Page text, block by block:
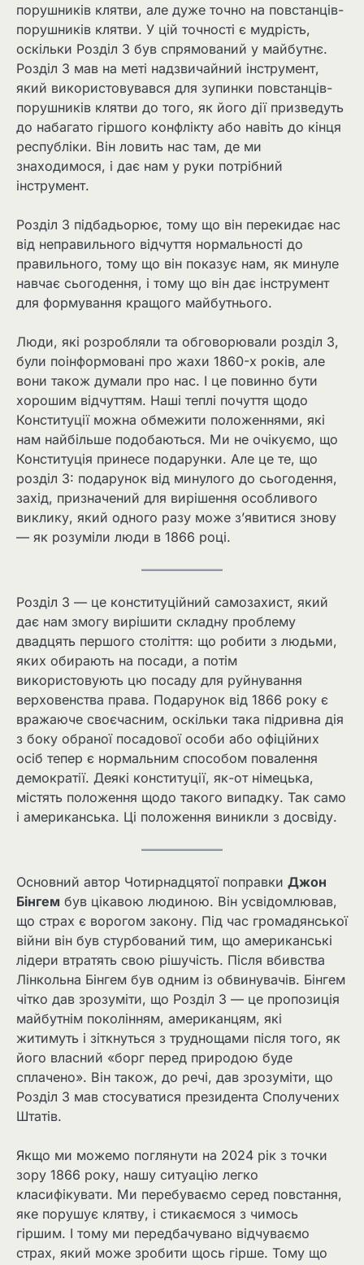
порушників клятви, але дуже точно на повстанців-
порушників клятви. У цій точності є мудрість,
оскільки Розділ 3 був спрямований у майбутнє.
Розділ 3 мав на меті надзвичайний інструмент,
який використовувався для зупинки повстанців-
порушників клятви до того, як його дії призведуть
до набагато гіршого конфлікту або навіть до кінця
республіки. Він ловить нас там, де ми
знаходимося, і дає нам у руки потрібний
інструмент.
Розділ 3 підбадьорює, тому що він перекидає нас
від неправильного відчуття нормальності до
правильного, тому що він показує нам, як минуле
навчає сьогодення, і тому що він дає інструмент
для формування кращого майбутнього.
Люди, які розробляли та обговорювали розділ 3,
були поінформовані про жахи 1860-х років, але
вони також думали про нас. І це повинно бути
хорошим відчуттям. Наші теплі почуття щодо
Конституції можна обмежити положеннями, які
нам найбільше подобаються. Ми не очікуємо, що
Конституція принесе подарунки. Але це те, що
розділ 3: подарунок від минулого до сьогодення,
захід, призначений для вирішення особливого
виклику, який одного разу може з’явитися знову
— як розуміли люди в 1866 році.
Розділ 3 — це конституційний самозахист, який
дає нам змогу вирішити складну проблему
двадцять першого століття: що робити з людьми,
яких обирають на посади, а потім
використовують цю посаду для руйнування
верховенства права. Подарунок від 1866 року є
вражаюче своєчасним, оскільки така підривна дія
з боку обраної посадової особи або офіційних
осіб тепер є нормальним способом повалення
демократії. Деякі конституції, як-от німецька,
містять положення щодо такого випадку. Так само
і американська. Ці положення виникли з досвіду.
Основний автор Чотирнадцятої поправки Джон
Бінгем був цікавою людиною. Він усвідомлював,
що страх є ворогом закону. Під час громадянської
війни він був стурбований тим, що американські
лідери втратять свою рішучість. Після вбивства
Лінкольна Бінгем був одним із обвинувачів. Бінгем
чітко дав зрозуміти, що Розділ 3 — це пропозиція
майбутнім поколінням, американцям, які
житимуть і зіткнуться з труднощами після того, як
його власний «борг перед природою буде
сплачено». Він також, до речі, дав зрозуміти, що
Розділ 3 мав стосуватися президента Сполучених
Штатів.
Якщо ми можемо поглянути на 2024 рік з точки
зору 1866 року, нашу ситуацію легко
класифікувати. Ми перебуваємо серед повстання,
яке порушує клятву, і стикаємося з чимось
гіршим. І тому ми передбачувано відчуваємо
страх, який може зробити щось гірше. Тому що